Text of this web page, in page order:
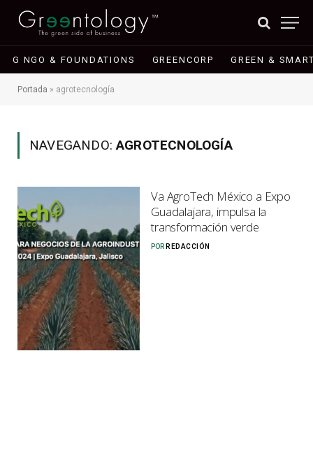
G NGO & FOUNDATIONS GREENCORP GREEN &
Portada » agrotecnología
NAVEGANDO:AGROTECNOLOGÍA
Va AgroTech México a Expo
Guadalajara, impulsa la
transformación verde
POR REDACCIÓN